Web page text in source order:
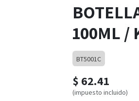
100ML /
BT5001C
$ 62.41
(impuesto incluido)